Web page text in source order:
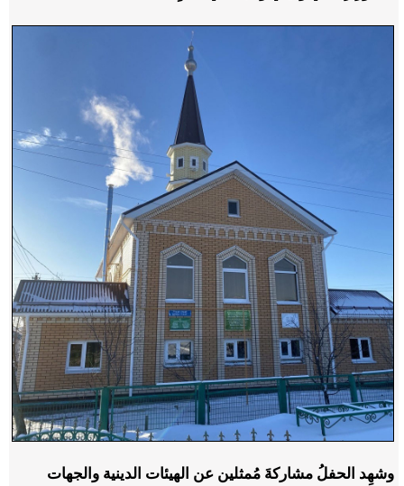
وشهِد الحفلُ مشاركةَ مُمثلين عن الهيئات الدينية والجهات